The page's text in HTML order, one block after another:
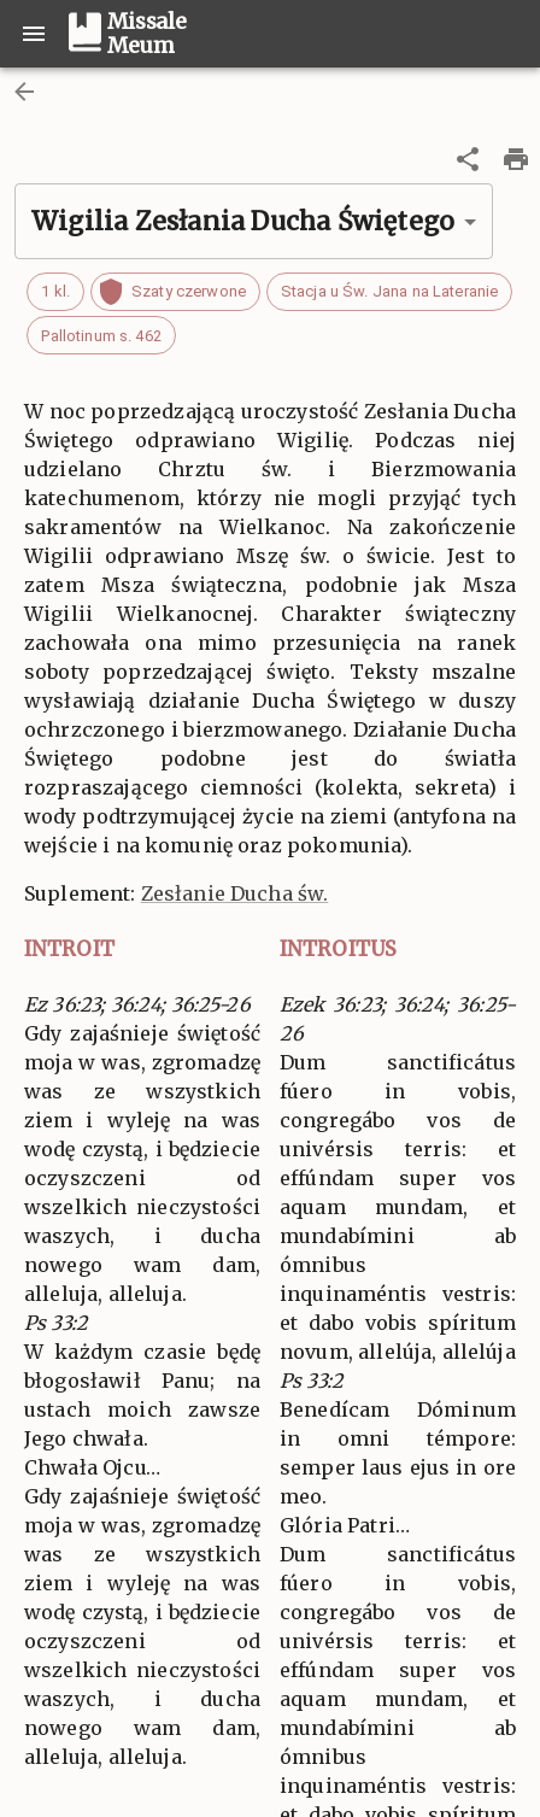
Missale
Meum
Wigilia Zesłania Ducha Świętego
1 kl. Szaty czerwone Stacja u Św. Jana na Lateranie
Pallotinum s. 462
W noc poprzedzającą uroczystość Zesłania Ducha
Świętego odprawiano Wigilię. Podczas niej
udzielano Chrztu św. i Bierzmowania
katechumenom, którzy nie mogli przyjąć tych
sakramentów na Wielkanoc. Na zakończenie
Wigilii odprawiano Mszę św. o świcie. Jest to
zatem Msza świąteczna, podobnie jak Msza
Wigilii Wielkanocnej. Charakter świąteczny
zachowała ona mimo przesunięcia na ranek
soboty poprzedzającej święto. Teksty mszalne
wysławiają działanie Ducha Świętego w duszy
ochrzczonego i bierzmowanego. Działanie Ducha
Świętego podobne jest do światła
rozpraszającego ciemności (kolekta, sekreta) i
wody podtrzymującej życie na ziemi (antyfona na
wejście i na komunię oraz pokomunia).
Suplement: Zesłanie Ducha św.
INTROIT INTROITUS
Ez 36:23; 36:24; 36:25-26
Gdy zajaśnieje świętość
moja w was, zgromadzę
was ze wszystkich
ziem i wyleję na was
wodę czystą, i będziecie
oczyszczeni od
wszelkich nieczystości
waszych, i ducha
nowego wam dam,
alleluja, alleluja.
Ps 33:2
W każdym czasie będę
błogosławił Panu; na
ustach moich zawsze
Jego chwała.
Chwała Ojcu…
Gdy zajaśnieje świętość
moja w was, zgromadzę
was ze wszystkich
ziem i wyleję na was
wodę czystą, i będziecie
oczyszczeni od
wszelkich nieczystości
waszych, i ducha
nowego wam dam,
alleluja, alleluja.
Ezek 36:23; 36:24; 36:25-
26
Dum sanctificátus
fúero in vobis,
congregábo vos de
univérsis terris: et
effúndam super vos
aquam mundam, et
mundabímini ab
ómnibus
inquinaméntis vestris:
et dabo vobis spíritum
novum, allelúja, allelúja
Ps 33:2
Benedícam Dóminum
in omni témpore:
semper laus ejus in ore
meo.
Glória Patri…
Dum sanctificátus
fúero in vobis,
congregábo vos de
univérsis terris: et
effúndam super vos
aquam mundam, et
mundabímini ab
ómnibus
inquinaméntis vestris: